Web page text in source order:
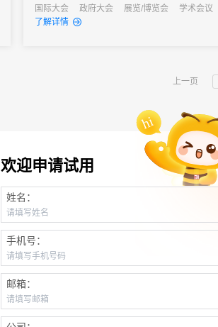
理效率和AI应用上都有明显优势。
国际大会 政府大会 展览/博览会 学术会议
线上活动
线上展会
了解详情
上一页
欢迎申请试用
姓名：
手机号：
邮箱：